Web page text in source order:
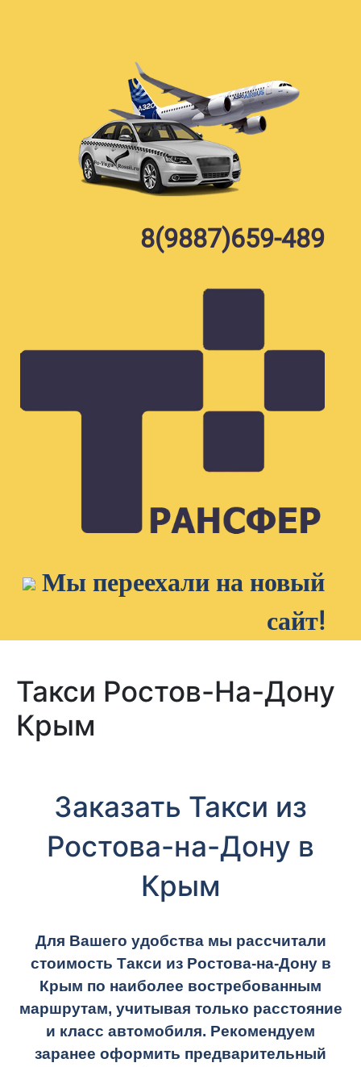
8(9887)659-489
Мы переехали на новый
сайт!
Такси Ростов-На-Дону
Крым
Заказать Такси из
Ростова-на-Дону в
Крым
Для Вашего удобства мы рассчитали
стоимость Такси из Ростова-на-Дону в
Крым по наиболее востребованным
маршрутам, учитывая только расстояние
и класс автомобиля. Рекомендуем
заранее оформить предварительный